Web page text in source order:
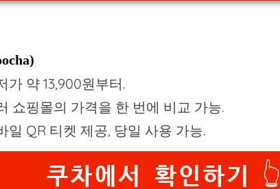
가 약 13,900원부터.
쇼핑몰의 가격을 한 번에 비교 가능.
일 QR 티켓 제공, 당일 사용 가능.
쿠차에서 확인하기 👆